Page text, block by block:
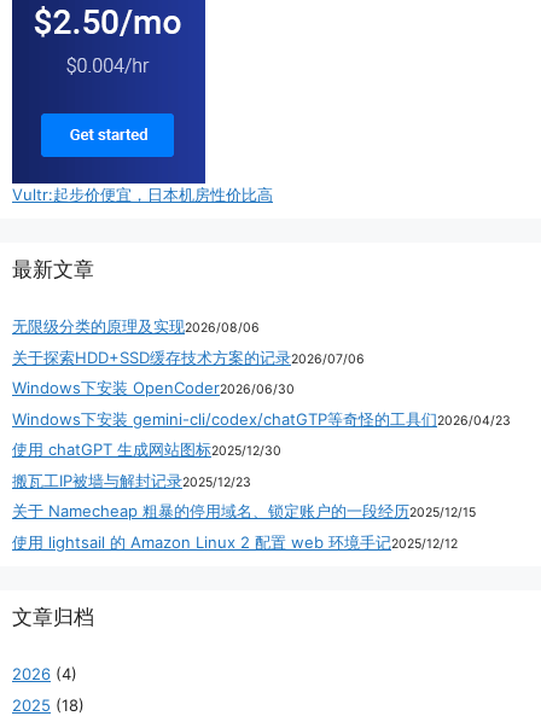
Vultr:起步价便宜，日本机房性价比高
最新文章
无限级分类的原理及实现2026/08/06
关于探索HDD+SSD缓存技术方案的记录2026/07/06
Windows下安装 OpenCoder2026/06/30
Windows下安装 gemini-cli/codex/chatGTP等奇怪的工具们2026/04/23
使用 chatGPT 生成网站图标2025/12/30
搬瓦工IP被墙与解封记录2025/12/23
关于 Namecheap 粗暴的停用域名、锁定账户的一段经历2025/12/15
使用 lightsail 的 Amazon Linux 2 配置 web 环境手记2025/12/12
文章归档
2026 (4)
2025 (18)